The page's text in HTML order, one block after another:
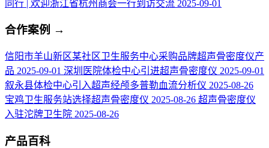
同行 | 欢迎浙江省杭州商会一行到访交流 2025-09-01
合作案例 →
信阳市羊山新区某社区卫生服务中心采购品牌超声骨密度仪产
品 2025-09-01 深圳医院体检中心引进超声骨密度仪 2025-09-01
叙永县体检中心引入超声经颅多普勒血流分析仪 2025-08-26
宝鸡卫生服务站选择超声骨密度仪 2025-08-26 超声骨密度仪
入驻沱牌卫生院 2025-08-26
产品百科